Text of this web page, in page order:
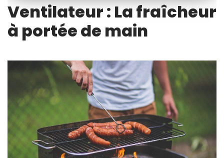
Ventilateur : La fraîcheur
à portée de main